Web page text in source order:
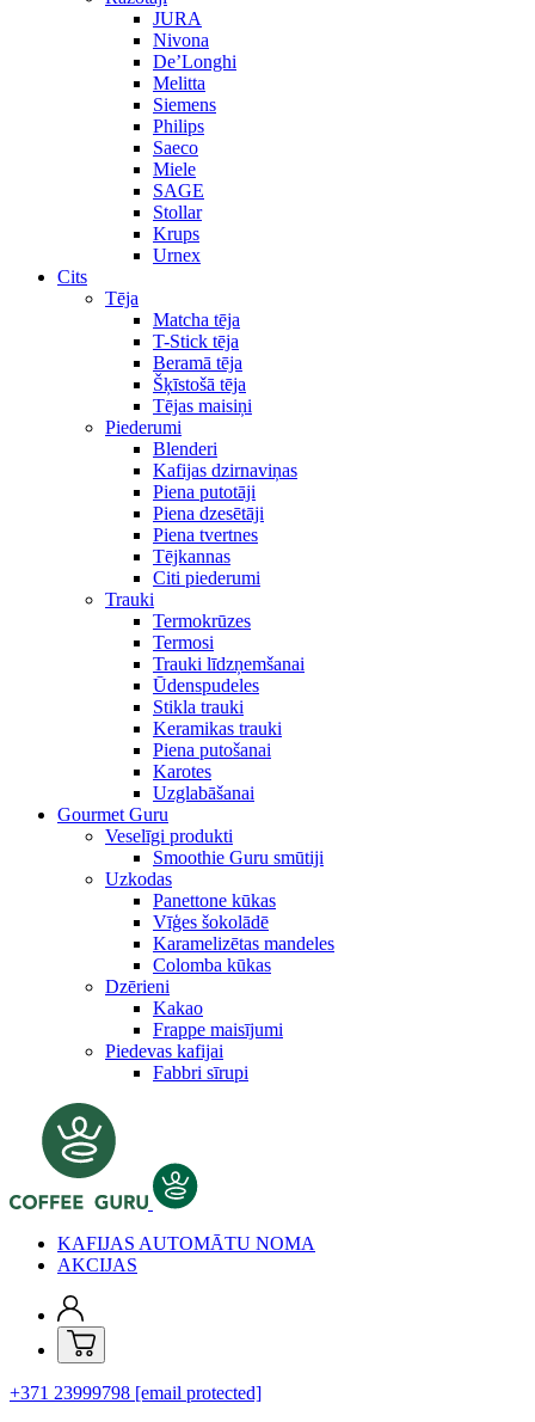
JURA
Nivona
De’Longhi
Melitta
Siemens
Philips
Saeco
Miele
SAGE
Stollar
Krups
Urnex
Cits
Tēja
Matcha tēja
T-Stick tēja
Beramā tēja
Šķīstošā tēja
Tējas maisiņi
Piederumi
Blenderi
Kafijas dzirnaviņas
Piena putotāji
Piena dzesētāji
Piena tvertnes
Tējkannas
Citi piederumi
Trauki
Termokrūzes
Termosi
Trauki līdzņemšanai
Ūdenspudeles
Stikla trauki
Keramikas trauki
Piena putošanai
Karotes
Uzglabāšanai
Gourmet Guru
Veselīgi produkti
Smoothie Guru smūtiji
Uzkodas
Panettone kūkas
Vīģes šokolādē
Karamelizētas mandeles
Colomba kūkas
Dzērieni
Kakao
Frappe maisījumi
Piedevas kafijai
Fabbri sīrupi
KAFIJAS AUTOMĀTU NOMA
AKCIJAS
+371 23999798 [email protected]